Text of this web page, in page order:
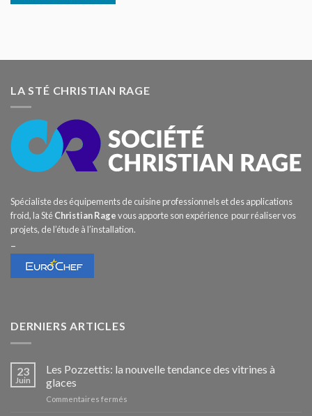
LA STÉ CHRISTIAN RAGE
Spécialiste des équipements de cuisine professionnels et des applications
froid, la StéChristian Ragevous apporte son expérience pour réaliser vos
projets, de l’étude à l’installation.
–
DERNIERS ARTICLES
23
Juin
Les Pozzettis: la nouvelle tendance des vitrines à
glaces
Commentaires fermés